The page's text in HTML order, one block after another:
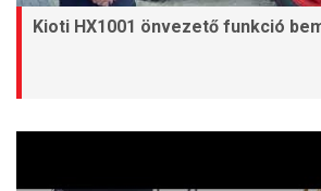
Kioti HX1001 önvezető funkció